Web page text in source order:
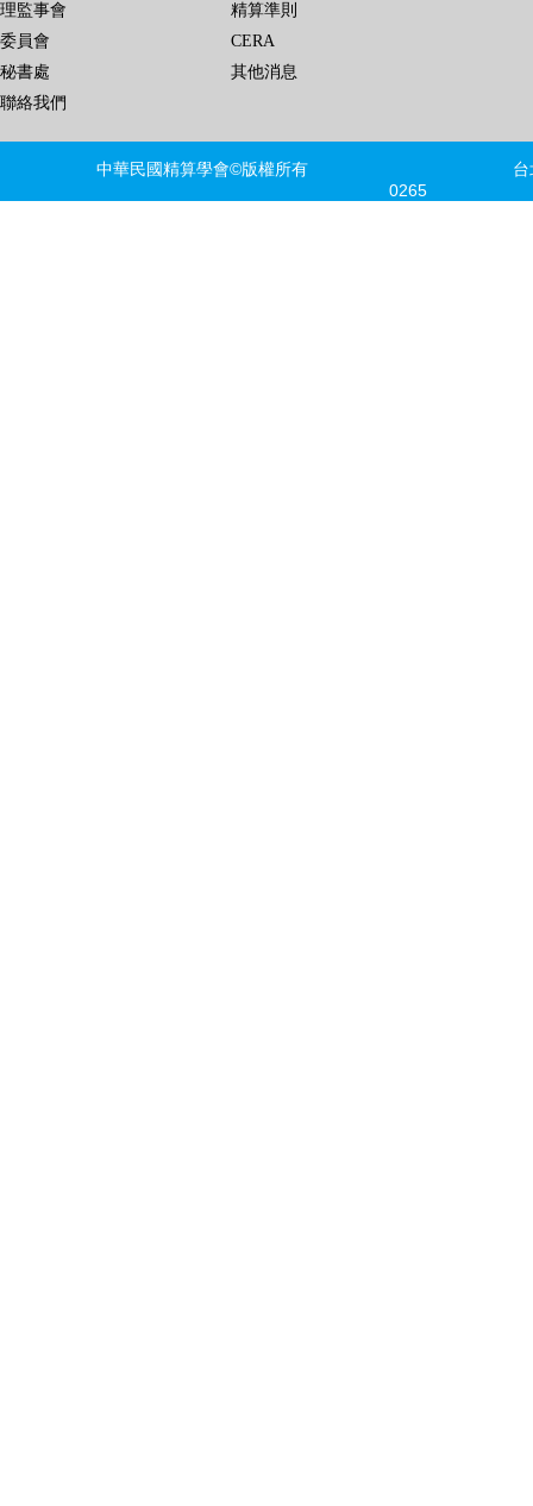
理監事會
委員會
秘書處
聯絡我們
精算準則
CERA
其他消息
中華民國精算學會©版權所有 台北
0265